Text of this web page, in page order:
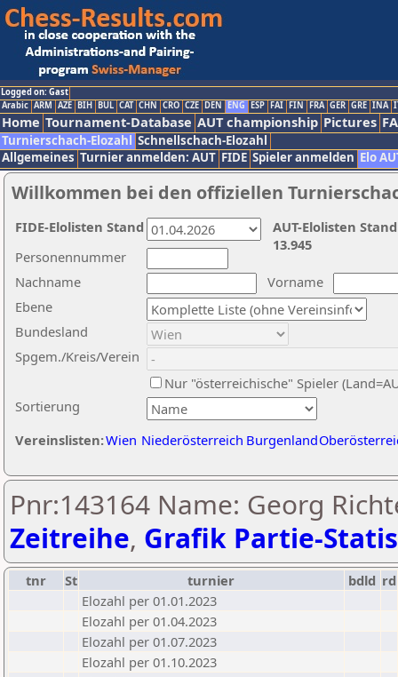
Logged on: Gast
Arabic ARM AZE BIH BUL CAT CHN CRO CZE DEN ENG ESP FAI FIN FRA GER GRE INA
Home Tournament-Database AUT championship Pictures
Turnierschach-Elozahl Schnellschach-Elozahl
Allgemeines Turnier anmelden: AUT FIDE Spieler anmelden Elo
Willkommen bei den offiziellen
Nachname
Vorname
Ebene
Sortierung
Personennummer
Bundesland
Spgem./Kreis/Verein
Nur "österreichische" Spieler
Vereinslisten:Wien Niederösterreich Burgenland
AUT-Elolisten
13.945
FIDE-Elolisten Stand
Pnr:143164 Name: Georg
Zeitreihe, Grafik Partie-
tnr St turnier bdld rd
Elozahl per 01.01.2023
Elozahl per 01.04.2023
Elozahl per 01.07.2023
Elozahl per 01.10.2023